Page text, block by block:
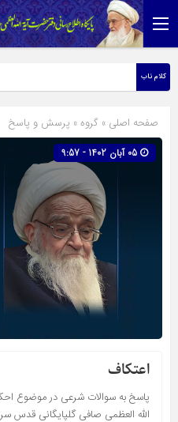
کلام ناب
صفحه اصلی » گروه » پرسش و پاسخ
اعتکاف
پاسخ به سوالات شرعی در موضوع
الله العظمی صافی گلپایگانی قدس